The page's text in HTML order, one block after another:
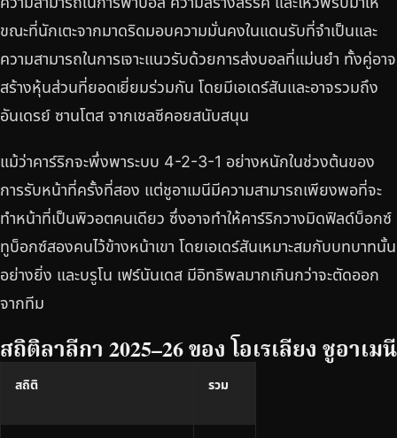
ขณะที่นักเตะจากมาดริดมอบความมั่นคงในแดนรับที่จำเป็นและ
ความสามารถในการเจาะแนวรับด้วยการส่งบอลที่แม่นยำ ทั้งคู่อาจ
สร้างหุ้นส่วนที่ยอดเยี่ยมร่วมกัน โดยมีเอเดร์สันและอาจรวมถึง
อันเดรย์ ซานโตส จากเชลซีคอยสนับสนุน
แม้ว่าคาร์ริกจะพึ่งพาระบบ 4-2-3-1 อย่างหนักในช่วงต้นของ
การรับหน้าที่ครั้งที่สอง แต่ชูอาเมนีมีความสามารถเพียงพอที่จะ
ทำหน้าที่เป็นพิวอตคนเดียว ซึ่งอาจทำให้คาร์ริกวางมิดฟิลด์บ็อกซ์
ทูบ็อกซ์สองคนไว้ข้างหน้าเขา โดยเอเดร์สันเหมาะสมกับบทบาทนั้น
อย่างยิ่ง และบรูโน เฟร์นันเดส มีอิทธิพลมากเกินกว่าจะตัดออก
จากทีม
สถิติลาลีกา 2025–26 ของ โอเรเลียง ชูอาเมนี
สถิติ รวม